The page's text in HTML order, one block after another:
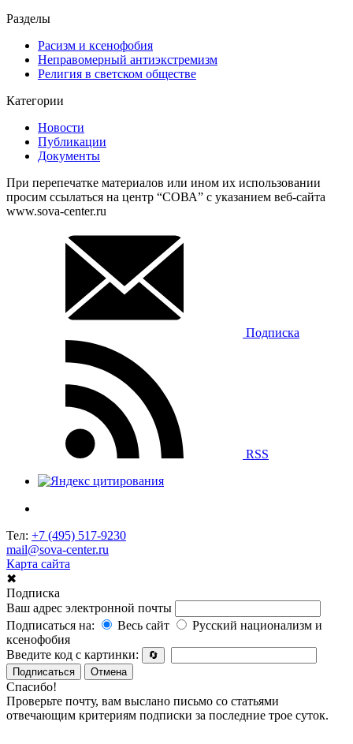
Разделы
Расизм и ксенофобия
Неправомерный антиэкстремизм
Религия в светском обществе
Категории
Новости
Публикации
Документы
При перепечатке материалов или ином их использовании
просим ссылаться на центр “СОВА” с указанием веб-сайта
www.sova-center.ru
Подписка
RSS
Тел: +7 (495) 517-9230
mail@sova-center.ru
Карта сайта
✖
Подписка
Ваш адрес электронной почты
Подписаться на:
Весь сайт
Русский национализм и
ксенофобия
Введите код с картинки:
🔄
Подписаться
Отмена
Спасибо!
Проверьте почту, вам выслано письмо со статьями
отвечающим критериям подписки за последние трое суток.